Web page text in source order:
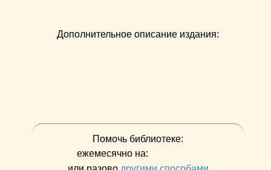
Дополнительное описание издания:
Помочь библиотеке:
ежемесячно на: